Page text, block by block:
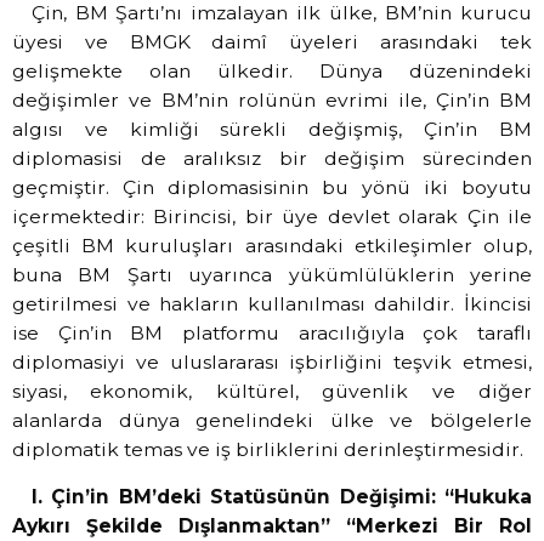
Çin, BM Şartı’nı imzalayan ilk ülke, BM’nin kurucu
üyesi ve BMGK daimî üyeleri arasındaki tek
gelişmekte olan ülkedir. Dünya düzenindeki
değişimler ve BM’nin rolünün evrimi ile, Çin’in BM
algısı ve kimliği sürekli değişmiş, Çin’in BM
diplomasisi de aralıksız bir değişim sürecinden
geçmiştir. Çin diplomasisinin bu yönü iki boyutu
içermektedir: Birincisi, bir üye devlet olarak Çin ile
çeşitli BM kuruluşları arasındaki etkileşimler olup,
buna BM Şartı uyarınca yükümlülüklerin yerine
getirilmesi ve hakların kullanılması dahildir. İkincisi
ise Çin’in BM platformu aracılığıyla çok taraflı
diplomasiyi ve uluslararası işbirliğini teşvik etmesi,
siyasi, ekonomik, kültürel, güvenlik ve diğer
alanlarda dünya genelindeki ülke ve bölgelerle
diplomatik temas ve iş birliklerini derinleştirmesidir.
I. Çin’in BM’deki Statüsünün Değişimi: “Hukuka
Aykırı Şekilde Dışlanmaktan” “Merkezi Bir Rol